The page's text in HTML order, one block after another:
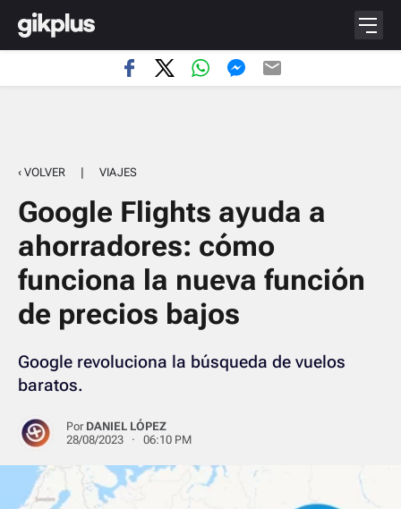
‹ VOLVER | VIAJES
Google Flights ayuda a
ahorradores: cómo
funciona la nueva función
de precios bajos
Google revoluciona la búsqueda de vuelos
baratos.
Por DANIEL LÓPEZ
28/08/2023 · 06:10 PM